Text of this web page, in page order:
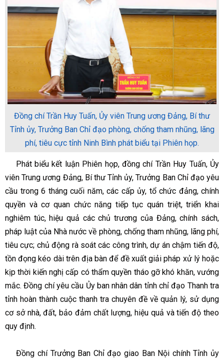
Đồng chí Trần Huy Tuấn, Ủy viên Trung ương Đảng, Bí thư
Tỉnh ủy, Trưởng Ban Chỉ đạo phòng, chống tham nhũng, lãng
phí, tiêu cực tỉnh Ninh Bình phát biểu tại Phiên họp.
Phát biểu kết luận Phiên họp, đồng chí Trần Huy Tuấn, Ủy
viên Trung ương Đảng, Bí thư Tỉnh ủy, Trưởng Ban Chỉ đạo yêu
cầu trong 6 tháng cuối năm, các cấp ủy, tổ chức đảng, chính
quyền và cơ quan chức năng tiếp tục quán triệt, triển khai
nghiêm túc, hiệu quả các chủ trương của Đảng, chính sách,
pháp luật của Nhà nước về phòng, chống tham nhũng, lãng phí,
tiêu cực; chủ động rà soát các công trình, dự án chậm tiến độ,
tồn đọng kéo dài trên địa bàn để đề xuất giải pháp xử lý hoặc
kịp thời kiến nghị cấp có thẩm quyền tháo gỡ khó khăn, vướng
mắc. Đồng chí yêu cầu Ủy ban nhân dân tỉnh chỉ đạo Thanh tra
tỉnh hoàn thành cuộc thanh tra chuyên đề về quản lý, sử dụng
cơ sở nhà, đất, bảo đảm chất lượng, hiệu quả và tiến độ theo
quy định.
Đồng chí Trưởng Ban Chỉ đạo giao Ban Nội chính Tỉnh ủy